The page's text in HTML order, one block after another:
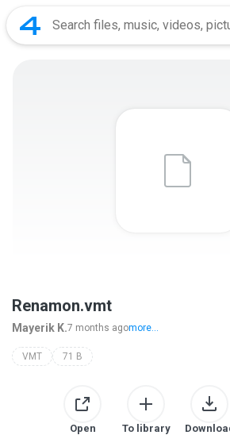
Renamon.vmt
Mayerik K.7 months agomore...
VMT 71 B
Open To library